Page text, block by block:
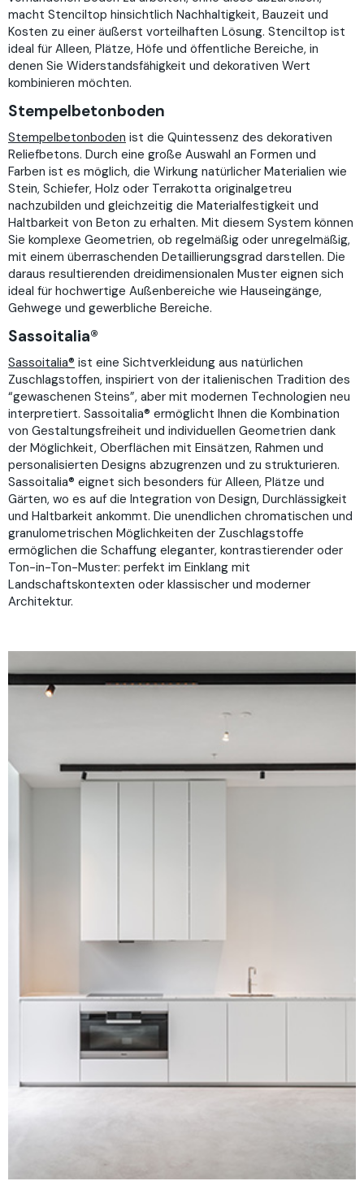
macht Stenciltop hinsichtlich Nachhaltigkeit, Bauzeit und
Kosten zu einer äußerst vorteilhaften Lösung. Stenciltop ist
ideal für Alleen, Plätze, Höfe und öffentliche Bereiche, in
denen Sie Widerstandsfähigkeit und dekorativen Wert
kombinieren möchten.
Stempelbetonboden
Stempelbetonboden ist die Quintessenz des dekorativen
Reliefbetons. Durch eine große Auswahl an Formen und
Farben ist es möglich, die Wirkung natürlicher Materialien wie
Stein, Schiefer, Holz oder Terrakotta originalgetreu
nachzubilden und gleichzeitig die Materialfestigkeit und
Haltbarkeit von Beton zu erhalten. Mit diesem System können
Sie komplexe Geometrien, ob regelmäßig oder unregelmäßig,
mit einem überraschenden Detaillierungsgrad darstellen. Die
daraus resultierenden dreidimensionalen Muster eignen sich
ideal für hochwertige Außenbereiche wie Hauseingänge,
Gehwege und gewerbliche Bereiche.
Sassoitalia®
Sassoitalia® ist eine Sichtverkleidung aus natürlichen
Zuschlagstoffen, inspiriert von der italienischen Tradition des
“gewaschenen Steins”, aber mit modernen Technologien neu
interpretiert. Sassoitalia® ermöglicht Ihnen die Kombination
von Gestaltungsfreiheit und individuellen Geometrien dank
der Möglichkeit, Oberflächen mit Einsätzen, Rahmen und
personalisierten Designs abzugrenzen und zu strukturieren.
Sassoitalia® eignet sich besonders für Alleen, Plätze und
Gärten, wo es auf die Integration von Design, Durchlässigkeit
und Haltbarkeit ankommt. Die unendlichen chromatischen und
granulometrischen Möglichkeiten der Zuschlagstoffe
ermöglichen die Schaffung eleganter, kontrastierender oder
Ton-in-Ton-Muster: perfekt im Einklang mit
Landschaftskontexten oder klassischer und moderner
Architektur.